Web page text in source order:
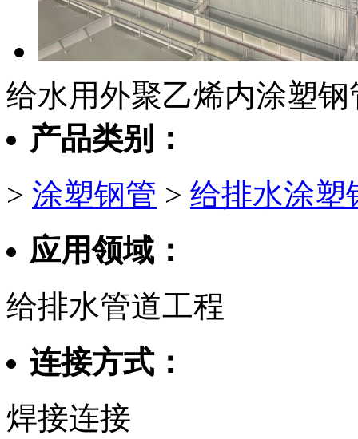
给水用外聚乙烯内涂塑钢
产品类别：
> 涂塑钢管 > 给排水涂塑
应用领域：
给排水管道工程
连接方式：
焊接连接